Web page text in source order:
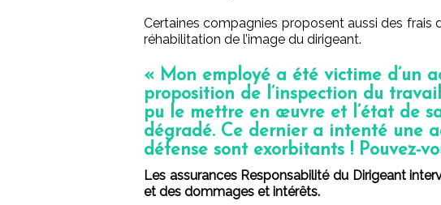
Certaines compagnies proposent aussi des frais
réhabilitation de l’image du dirigeant.
« Mon employé a été victime d’un
proposition de l’inspection du
pu le mettre en œuvre et l’état de
dégradé. Ce dernier a intenté une
défense sont exorbitants ! Pouvez-
Les assurances Responsabilité du Dirigeant
et des dommages et intérêts.